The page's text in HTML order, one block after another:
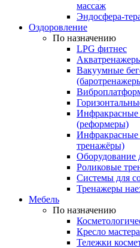
массаж
Эндосфера-
Оздоровление
По назначению
LPG фитнес
Вакуумные
Инфракрасные
(реформеры)
Инфракрасные
тренажёры)
Оборудование
Роликовые
Системы для
Тренажеры
Мебель
По назначению
Кресло
Тележки